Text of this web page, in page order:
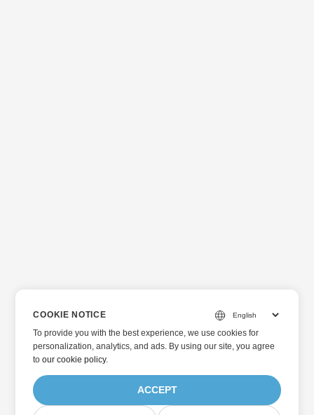
COOKIE NOTICE
To provide you with the best experience, we use cookies for
personalization, analytics, and ads. By using our site, you agree
toour cookie policy.
ACCEPT